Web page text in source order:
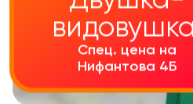
Спец. цена на
Нифантова 4Б